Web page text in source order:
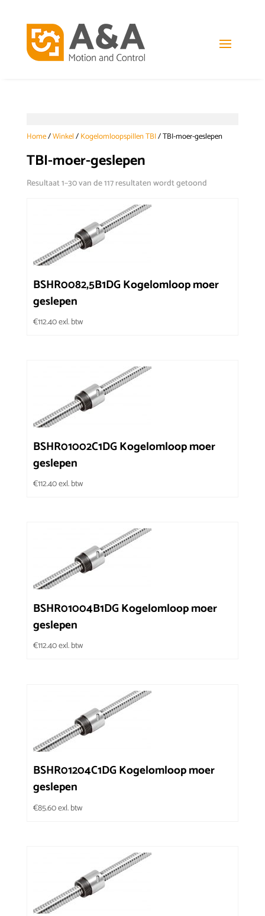
Home/Winkel/Kogelomloopspillen TBI/ TBI-moer-geslepen
TBI-moer-geslepen
Resultaat 1–30 van de 117 resultaten wordt getoond
BSHR0082,5B1DG Kogelomloop moer
geslepen
€112.40exl. btw
BSHR01002C1DG Kogelomloop moer
geslepen
€112.40exl. btw
BSHR01004B1DG Kogelomloop moer
geslepen
€112.40exl. btw
BSHR01204C1DG Kogelomloop moer
geslepen
€85.60exl. btw